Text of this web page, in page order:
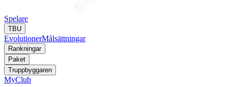
Spelare
TBU
EvolutionerMålsättningar
Rankningar
Paket
Truppbyggaren
MyClub